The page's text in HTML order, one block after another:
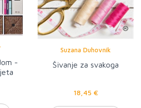
-
Suzana Duhovnik
Šivanje za svakoga
18,45 €